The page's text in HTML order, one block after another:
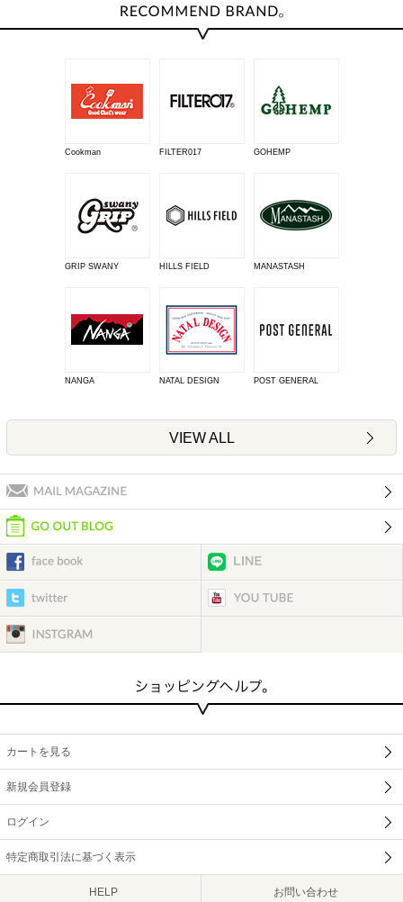
Cookman FILTER017 GOHEMP
GRIP SWANY HILLS FIELD MANASTASH
NANGA NATAL DESIGN POST GENERAL
VIEW ALL
カートを見る
新規会員登録
ログイン
特定商取引法に基づく表示
HELP お問い合わせ